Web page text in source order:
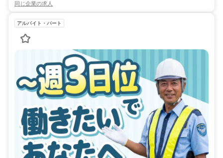
同じ企業の求人
アルバイト・パート